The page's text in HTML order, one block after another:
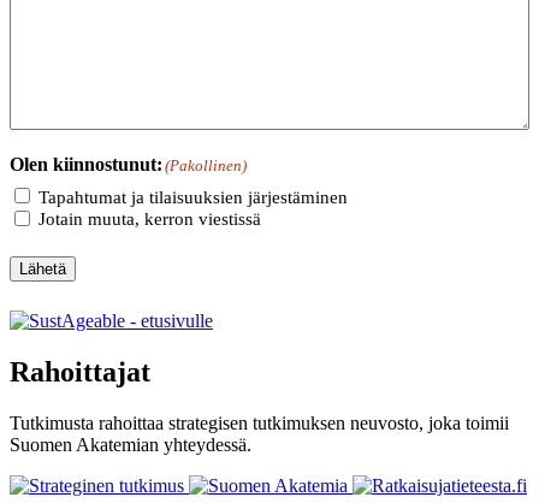
Olen kiinnostunut: (Pakollinen)
Tapahtumat ja tilaisuuksien järjestäminen
Jotain muuta, kerron viestissä
Lähetä
Rahoittajat
Tutkimusta rahoittaa strategisen tutkimuksen neuvosto, joka toimii
Suomen Akatemian yhteydessä.